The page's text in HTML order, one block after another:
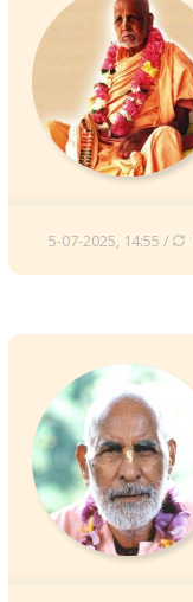
5-07-2025, 14:55 /